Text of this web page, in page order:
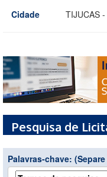
Cidade TIJUCAS -
Pesquisa de
Palavras-chave: